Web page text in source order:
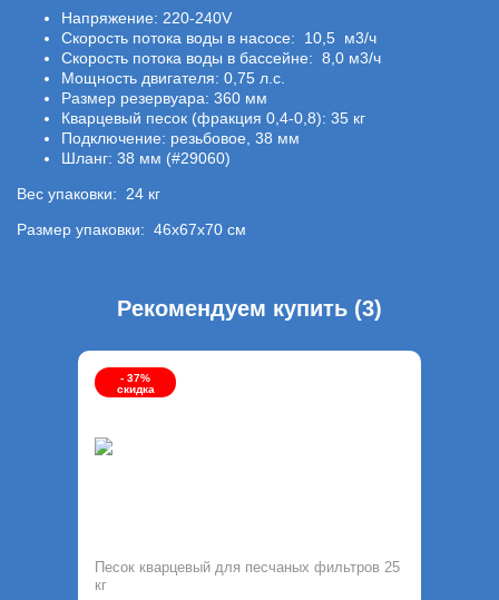
Напряжение: 220-240V
Скорость потока воды в насосе: 10,5 м3/ч
Скорость потока воды в бассейне: 8,0 м3/ч
Мощность двигателя: 0,75 л.с.
Размер резервуара: 360 мм
Кварцевый песок (фракция 0,4-0,8): 35 кг
Подключение: резьбовое, 38 мм
Шланг: 38 мм (#29060)
Вес упаковки: 24 кг
Размер упаковки: 46х67х70 см
Рекомендуем купить (3)
- 37%
скидка
Песок кварцевый для песчаных фильтров 25
кг